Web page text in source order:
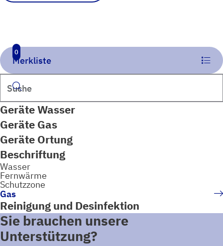
Merkliste
0
Suchen
Geräte Wasser
Geräte Gas
Geräte Ortung
Beschriftung
Wasser
Fernwärme
Schutzzone
Gas
Reinigung und Desinfektion
Menge
Sie brauchen unsere
Unterstützung?